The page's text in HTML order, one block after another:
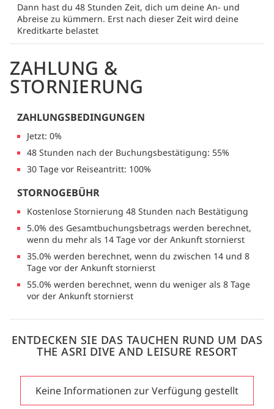
Dann hast du 48 Stunden Zeit, dich um deine An- und
Abreise zu kümmern. Erst nach dieser Zeit wird deine
Kreditkarte belastet
ZAHLUNG &
STORNIERUNG
ZAHLUNGSBEDINGUNGEN
Jetzt: 0%
48 Stunden nach der Buchungsbestätigung: 55%
30 Tage vor Reiseantritt: 100%
STORNOGEBÜHR
Kostenlose Stornierung 48 Stunden nach Bestätigung
5.0% des Gesamtbuchungsbetrags werden berechnet,
wenn du mehr als 14 Tage vor der Ankunft stornierst
35.0% werden berechnet, wenn du zwischen 14 und 8
Tage vor der Ankunft stornierst
55.0% werden berechnet, wenn du weniger als 8 Tage
vor der Ankunft stornierst
ENTDECKEN SIE DAS TAUCHEN RUND UM DAS
THE ASRI DIVE AND LEISURE RESORT
Keine Informationen zur Verfügung gestellt